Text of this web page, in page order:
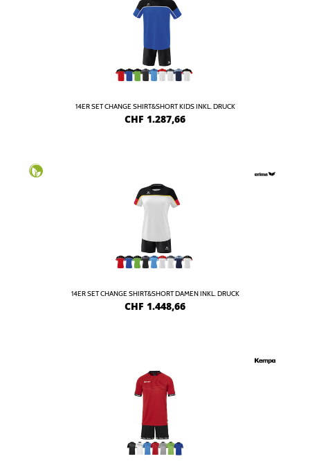
14ER SET CHANGE SHIRT&SHORT KIDS INKL. DRUCK
CHF 1.287,66
14ER SET CHANGE SHIRT&SHORT DAMEN INKL. DRUCK
CHF 1.448,66